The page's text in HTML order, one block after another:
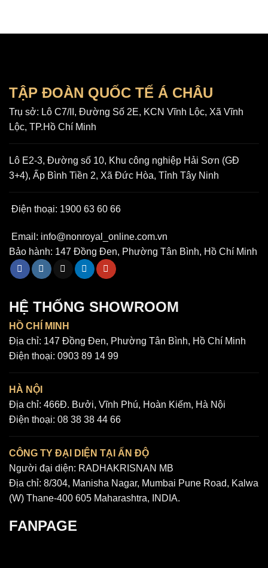
TẬP ĐOÀN QUỐC TẾ Á CHÂU
Trụ sở: Lô C7/II, Đường Số 2E, KCN Vĩnh Lộc, Xã Vĩnh
Lộc, TP.Hồ Chí Minh
Lô E2-3, Đường số 10, Khu công nghiệp Hải Sơn (GĐ
3+4), Ấp Bình Tiền 2, Xã Đức Hòa, Tỉnh Tây Ninh
Điện thoại: 1900 63 60 66
Email: info@nonroyal_online.com.vn
Bảo hành: 147 Đồng Đen, Phường Tân Bình, Hồ Chí Minh
HỆ THỐNG SHOWROOM
HỒ CHÍ MINH
Địa chỉ: 147 Đồng Đen, Phường Tân Bình, Hồ Chí Minh
Điện thoại: 0903 89 14 99
HÀ NỘI
Địa chỉ: 466Đ. Bưởi, Vĩnh Phú, Hoàn Kiếm, Hà Nội
Điện thoại: 08 38 38 44 66
CÔNG TY ĐẠI DIỆN TẠI ẤN ĐỘ
Người đại diện: RADHAKRISNAN MB
Địa chỉ: 8/304, Manisha Nagar, Mumbai Pune Road, Kalwa
(W) Thane-400 605 Maharashtra, INDIA.
FANPAGE